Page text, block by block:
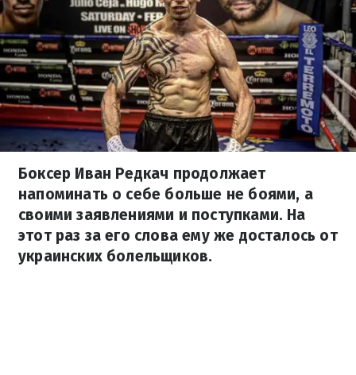
Боксер Иван Редкач продолжает
напоминать о себе больше не боями, а
своими заявлениями и поступками. На
этот раз за его слова ему же досталось от
украинских болельщиков.